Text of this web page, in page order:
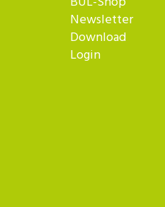
Newsletter
Download
Login